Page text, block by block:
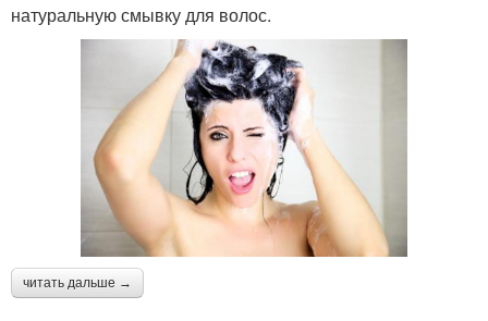
натуральную смывку для волос.
читать дальше →